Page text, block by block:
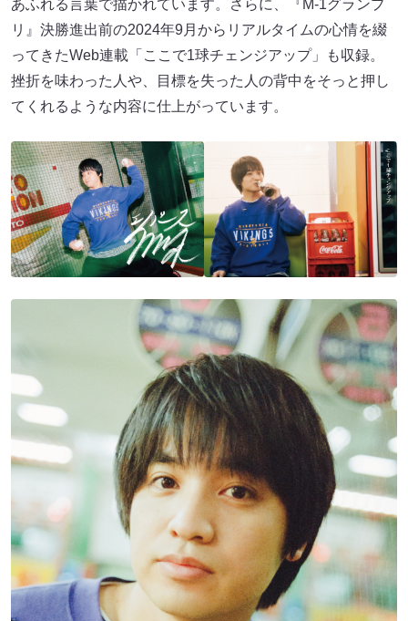
あふれる言葉で描かれています。さらに、『M-1グランプ
リ』決勝進出前の2024年9月からリアルタイムの心情を綴
ってきたWeb連載「ここで1球チェンジアップ」も収録。
挫折を味わった人や、目標を失った人の背中をそっと押し
てくれるような内容に仕上がっています。